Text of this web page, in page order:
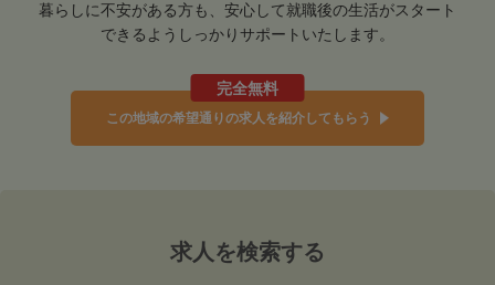
暮らしに不安がある方も、安心して就職後の生活がスタート
できるようしっかりサポートいたします。
完全無料
この地域の希望通りの求人を紹介してもらう
求人を検索する